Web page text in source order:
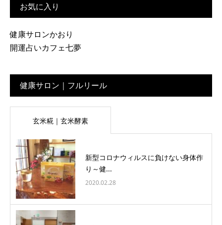
お気に入り
健康サロンかおり
開運占いカフェ七夢
健康サロン｜フルリール
玄米糀｜玄米酵素
新型コロナウィルスに負けない身体作
り～健...
2020.02.28